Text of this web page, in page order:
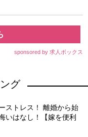
sponsored by 求人ボックス
グ
ストレス！ 離婚から始
いはなし！【嫁を便利